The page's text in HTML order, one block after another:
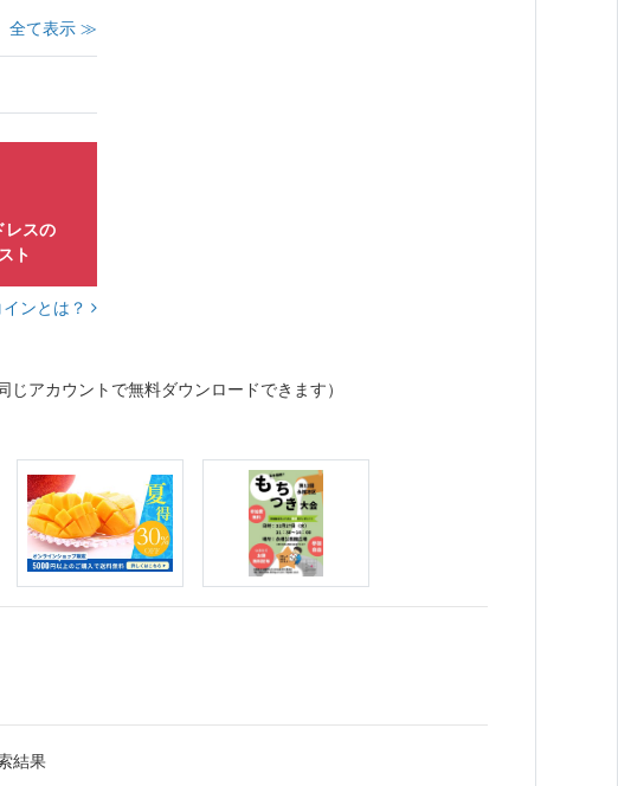
全て表示 ≫
レスの
ト
ンとは？
同じアカウントで無料ダウンロードできます）
結果